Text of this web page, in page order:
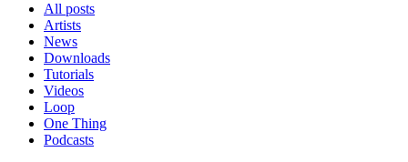
All posts
Artists
News
Downloads
Tutorials
Videos
Loop
One Thing
Podcasts